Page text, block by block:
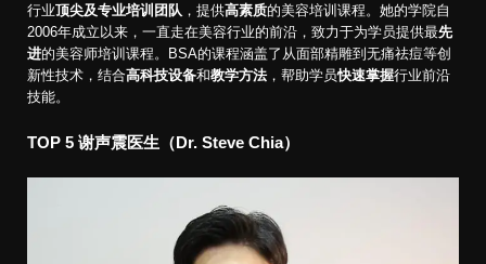
行业顶尖及专业培训团队 ，提供高素质的美容培训课程。她的学院自
2006年成立以来，一直走在美容行业的前沿，致力于为学员提供最先
进的美容师培训课程。BSA的课程涵盖了从面部精雕到无痛祛痘等创
新性技术，结合高科技设备和教学方法，帮助学员快速掌握行业前沿
技能。
TOP 5 谢声震医生（Dr. Steve Chia）